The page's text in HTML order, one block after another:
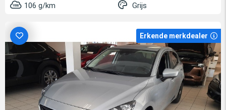
106 g/km
Grijs
Erkende merkdealer